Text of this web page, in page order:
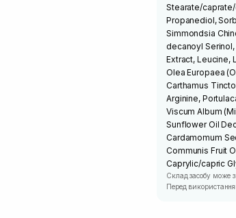
Stearate/
Propanediol,
Simmondsia
decanoyl
Extract, Leucine,
Olea Europaea
Carthamus
Arginine,
Viscum Album
Sunflower Oil
Cardamomum
Communis Fruit
Caprylic/capric
Склад засобу може
Перед